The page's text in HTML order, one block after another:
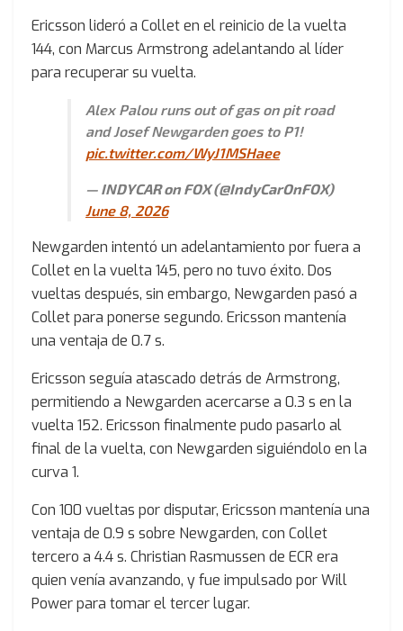
Ericsson lideró a Collet en el reinicio de la vuelta
144, con Marcus Armstrong adelantando al líder
para recuperar su vuelta.
Alex Palou runs out of gas on pit road
and Josef Newgarden goes to P1!
pic.twitter.com/WyJ1MSHaee
— INDYCAR on FOX (@IndyCarOnFOX)
June 8, 2026
Newgarden intentó un adelantamiento por fuera a
Collet en la vuelta 145, pero no tuvo éxito. Dos
vueltas después, sin embargo, Newgarden pasó a
Collet para ponerse segundo. Ericsson mantenía
una ventaja de 0.7 s.
Ericsson seguía atascado detrás de Armstrong,
permitiendo a Newgarden acercarse a 0.3 s en la
vuelta 152. Ericsson finalmente pudo pasarlo al
final de la vuelta, con Newgarden siguiéndolo en la
curva 1.
Con 100 vueltas por disputar, Ericsson mantenía una
ventaja de 0.9 s sobre Newgarden, con Collet
tercero a 4.4 s. Christian Rasmussen de ECR era
quien venía avanzando, y fue impulsado por Will
Power para tomar el tercer lugar.